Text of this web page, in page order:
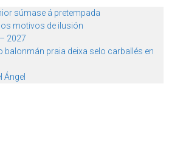
súmase á pretempada
motivos de ilusión
2027
balonmán praia deixa selo carballés en
Ángel